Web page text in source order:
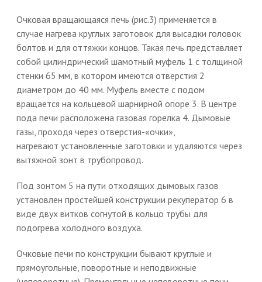
Очковая вращающаяся печь (рис.3) применяется в
случае нагрева круглых заготовок для высадки головок
болтов и для оттяжки концов. Такая печь представляет
собой цилиндрический шамотный муфель 1 с толщиной
стенки 65 мм, в котором имеются отверстия 2
диаметром до 40 мм. Муфель вместе с подом
вращается на кольцевой шарнирной опоре 3. В центре
пода печи расположена газовая горелка 4. Дымовые
газы, проходя через отверстия-«очки»,
нагревают установленные заготовки и удаляются через
вытяжной зонт в трубопровод.
Под зонтом 5 на пути отходящих дымовых газов
установлен простейшей конструкции рекуператор 6 в
виде двух витков согнутой в кольцо трубы для
подогрева холодного воздуха.
Очковые печи по конструкции бывают круглые и
прямоугольные, поворотные и неподвижные